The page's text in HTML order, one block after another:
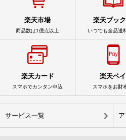
楽天市場
商品数は1億点以上
楽天ブッ
いつでも全品送
楽天カード
スマホでカンタン申込
楽天ペイ
スマホをお財
サービス一覧